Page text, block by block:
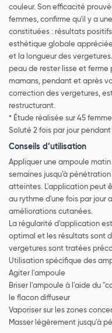
couleur. Son efficacité
femmes, confirme qu'il y a
constituées : résultats
esthétique globale
et la longueur des
peau de rester lisse et ferme
mamans, pendant et après
correction des vergetures,
restructurant.
* Étude réalisée sur 45
Soluté 2 fois par jour pendant
Conseils d’utilisation
Appliquer une ampoule
semaines jusqu’à
atteintes. L'application peut
au rythme d'une fois par jour
améliorations cutanées.
La régularité d'application
optimal et les résultats sont
vergetures sont tratées
Utilisation spécifique des
Agiter l'ampoule
Briser l'ampoule à l'aide du
le flacon diffuseur
Vaporiser sur les zones
Masser légèrement jusqu'à